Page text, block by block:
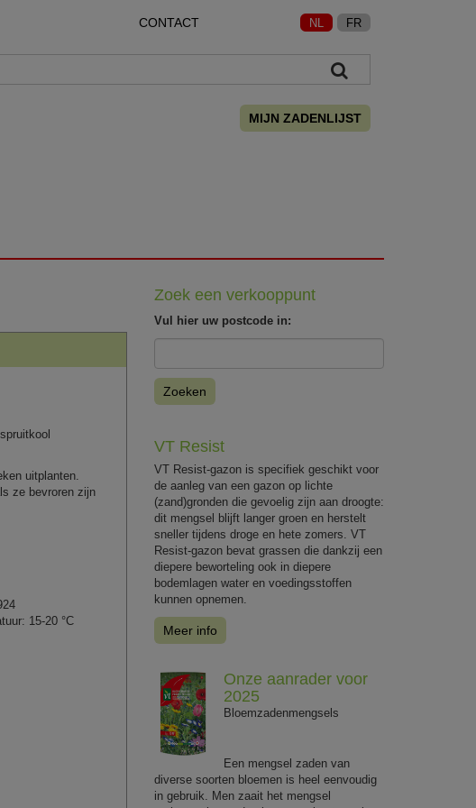
CONTACT NL FR
MIJN ZADENLIJST
uitplanten.
ze bevroren zijn
15-20 °C
Zoek een verkooppunt
Vul hier uw postcode in:
Zoeken
VT Resist
VT Resist-gazon is specifiek geschikt voor
de aanleg van een gazon op lichte
(zand)gronden die gevoelig zijn aan droogte:
dit mengsel blijft langer groen en herstelt
sneller tijdens droge en hete zomers. VT
Resist-gazon bevat grassen die dankzij een
diepere beworteling ook in diepere
bodemlagen water en voedingsstoffen
kunnen opnemen.
Meer info
Onze aanrader voor
2025
Bloemzadenmengsels
Een mengsel zaden van
diverse soorten bloemen is heel eenvoudig
in gebruik. Men zaait het mengsel